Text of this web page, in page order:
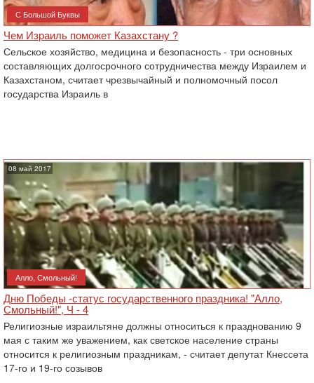
С Большой Буквы
Чем Израиль поможет Казахстану ?
Сельское хозяйство, медицина и безопасность - три основных
составляющих долгосрочного сотрудничества между Израилем и
Казахстаном, считает чрезвычайный и полномочный посол
государства Израиль в
08 май 2017
Алло, Смольный!
Дню Победы -статус государственного праздника! "Алло,
Смольный!", Ч - 4
Религиозные израильтяне должны относиться к празднованию 9
мая с таким же уважением, как светское население страны
относится к религиозным праздникам, - считает депутат Кнессета
17-го и 19-го созывов